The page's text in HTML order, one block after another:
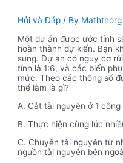
Hỏi và Đáp / By Maththorg
Một dự án được ước tính
hoàn thành dự kiến. Bạn
sung. Dự án có nguy cơ
tính là 1:6, và các biến
mức. Theo các thông số
thể làm là gì?
A. Cắt tài nguyên ở 1
B. Thực hiện cùng lúc
C. Chuyển tài nguyên từ
nguồn tài nguyên bên